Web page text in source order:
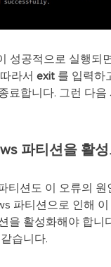
성공적으로 실행되
라서 exit를 입력하
료합니다. 그런 다음
파티션을 활
티션도 이 오류의 원
파티션으로 인해
을 활성화해야 합니
습니다.